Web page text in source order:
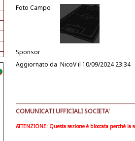
Foto Campo
Sponsor
Aggiornato da NicoVil 10/09/2024 23:34
COMUNICATI UFFICIALI SOCIETA'
ATTENZIONE: Questa sezione è bloccata perchè